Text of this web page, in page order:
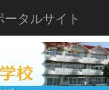
タルサイト